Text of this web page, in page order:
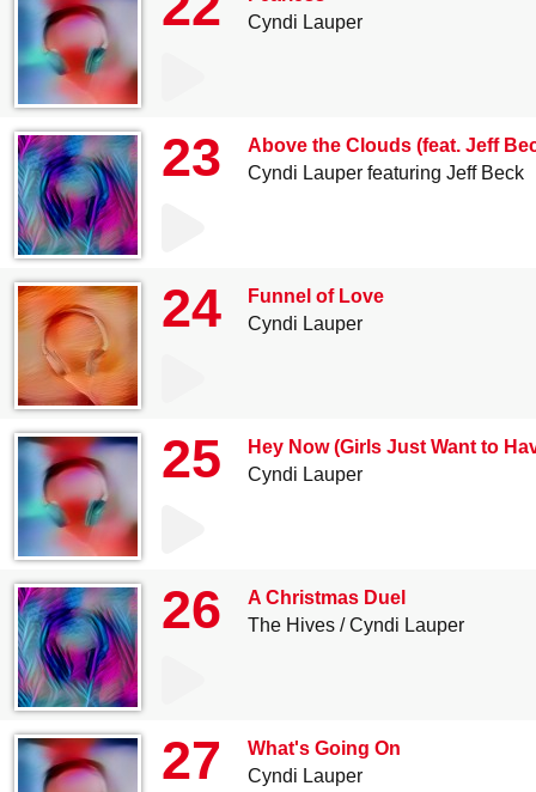
Cyndi Lauper
23
Above the Clouds (feat. Jeff
Cyndi Lauper featuring Jeff Beck
24
Funnel of Love
Cyndi Lauper
25
Hey Now (Girls Just Want to
Cyndi Lauper
26
A Christmas Duel
The Hives
Cyndi Lauper
27
What's Going On
Cyndi Lauper